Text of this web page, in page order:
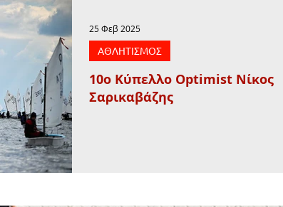
10o Κύπελλο Optimist Νίκος
Σαρικαβάζης
ΑΘΛΗΤΙΣΜΟΣ
25 Φεβ 2025